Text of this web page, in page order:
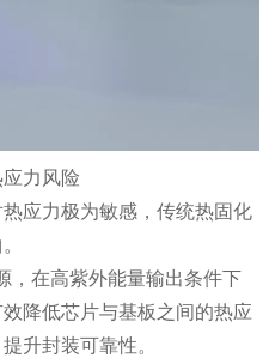
力风险
力极为敏感，传统热固化
在高紫外能量输出条件下
降低芯片与基板之间的热应
升封装可靠性。